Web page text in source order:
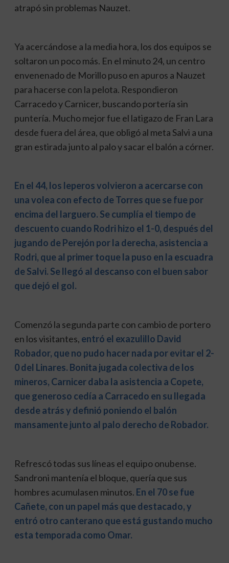
atrapó sin problemas Nauzet.
Ya acercándose a la media hora, los dos equipos se
soltaron un poco más. En el minuto 24, un centro
envenenado de Morillo puso en apuros a Nauzet
para hacerse con la pelota. Respondieron
Carracedo y Carnicer, buscando portería sin
puntería. Mucho mejor fue el latigazo de Fran Lara
desde fuera del área, que obligó al meta Salvi a una
gran estirada junto al palo y sacar el balón a córner.
En el 44, los leperos volvieron a acercarse con
una volea con efecto de Torres que se fue por
encima del larguero. Se cumplía el tiempo de
descuento cuando Rodri hizo el 1-0, después del
jugando de Perejón por la derecha, asistencia a
Rodri, que al primer toque la puso en la escuadra
de Salvi. Se llegó al descanso con el buen sabor
que dejó el gol.
Comenzó la segunda parte con cambio de portero
en los visitantes, entró el exazulillo David
Robador, que no pudo hacer nada por evitar el 2-
0 del Linares. Bonita jugada colectiva de los
mineros, Carnicer daba la asistencia a Copete,
que generoso cedía a Carracedo en su llegada
desde atrás y definió poniendo el balón
mansamente junto al palo derecho de Robador.
Refrescó todas sus líneas el equipo onubense.
Sandroni mantenía el bloque, quería que sus
hombres acumulasen minutos. En el 70 se fue
Cañete, con un papel más que destacado, y
entró otro canterano que está gustando mucho
esta temporada como Omar.